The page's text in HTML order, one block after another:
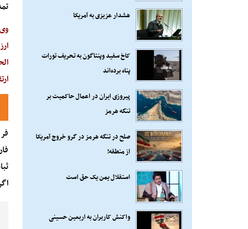
هشدار عزیزی به آمریکا
کاخ سفید وپنتاگون به تحریف تورات
پناه برده‌اند
پیروزی ایران در اعمال حاکمیت بر
تنگه هرمز
صلح در تنگه هرمز در گرو خروج آمریکا
از منطقه!
استقلال یمن یک حق است
واکنش کاربران به اربعین حسینی